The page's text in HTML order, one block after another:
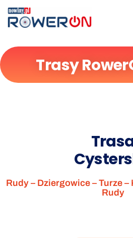
Trasy
Rudy – Dziergowice – Turze
Rudy